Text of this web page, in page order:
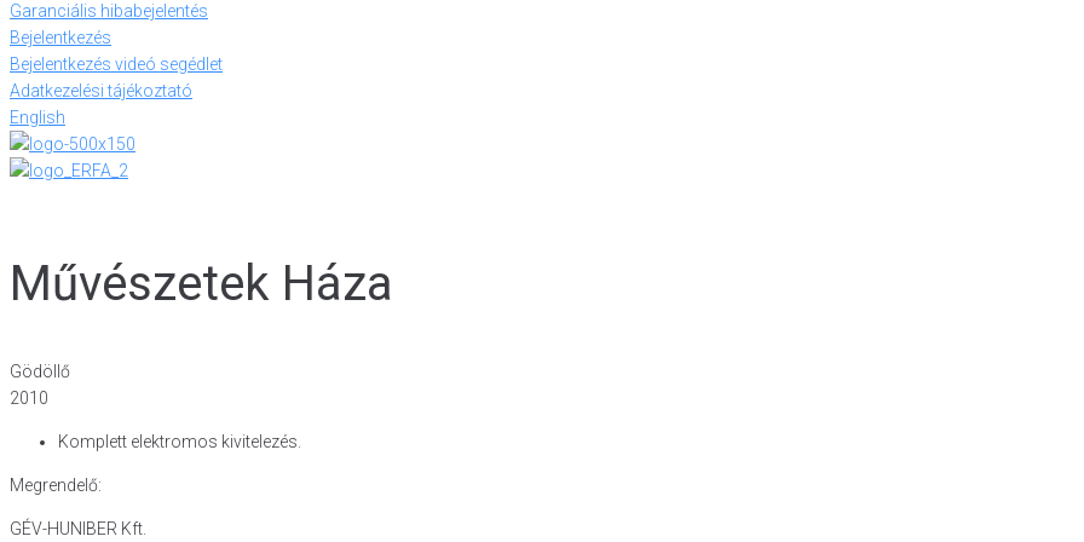
Garanciális hibabejelentés
Bejelentkezés
Bejelentkezés videó segédlet
Adatkezelési tájékoztató
English
Művészetek Háza
Gödöllő
2010
Komplett elektromos kivitelezés.
Megrendelő:
GÉV-HUNIBER Kft.